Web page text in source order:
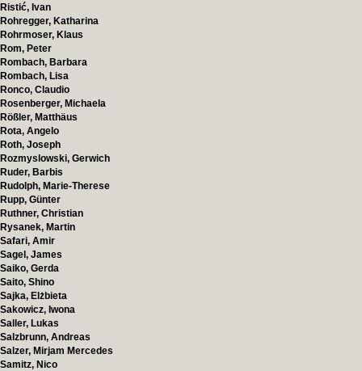
Ristić, Ivan
Rohregger, Katharina
Rohrmoser, Klaus
Rom, Peter
Rombach, Barbara
Rombach, Lisa
Ronco, Claudio
Rosenberger, Michaela
Rößler, Matthäus
Rota, Angelo
Roth, Joseph
Rozmyslowski, Gerwich
Ruder, Barbis
Rudolph, Marie-Therese
Rupp, Günter
Ruthner, Christian
Rysanek, Martin
Safari, Amir
Sagel, James
Saiko, Gerda
Saito, Shino
Sajka, Elżbieta
Sakowicz, Iwona
Saller, Lukas
Salzbrunn, Andreas
Salzer, Mirjam Mercedes
Samitz, Nico